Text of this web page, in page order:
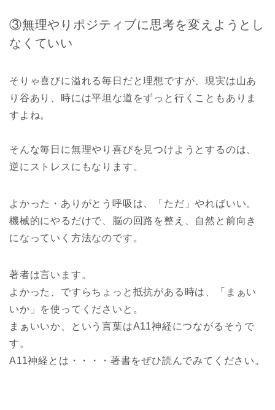
③無理やりポジティブに思考を変えようとし
なくていい
そりゃ喜びに溢れる毎日だと理想ですが、現実は山あ
り谷あり、時には平坦な道をずっと行くこともありま
すよね。
そんな毎日に無理やり喜びを見つけようとするのは、
逆にストレスにもなります。
よかった・ありがとう呼吸は、「ただ」やればいい。
機械的にやるだけで、脳の回路を整え、自然と前向き
になっていく方法なのです。
著者は言います。
よかった、ですらちょっと抵抗がある時は、「まぁい
いか」を使ってくださいと。
まぁいいか、という言葉はA11神経につながるそうで
す。
A11神経とは・・・・著書をぜひ読んでみてください。